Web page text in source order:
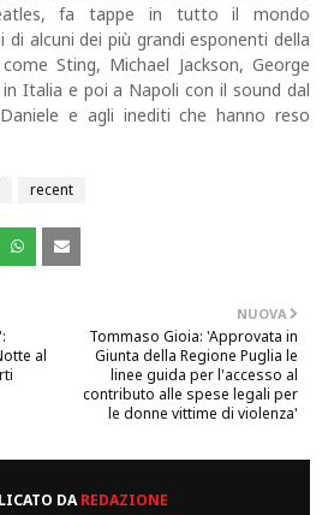
fa tappe in tutto il mondo
di alcuni dei più grandi esponenti della
Sting, Michael Jackson, George
Italia e poi a Napoli con il sound dal
e agli inediti che hanno reso
recent
NUOVA
Tommaso Gioia: 'Approvata in
Giunta della Regione Puglia le
linee guida per l'accesso al
contributo alle spese legali per
le donne vittime di violenza'
al
DAREDAZIONE